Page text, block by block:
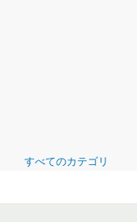
すべてのカテゴリ